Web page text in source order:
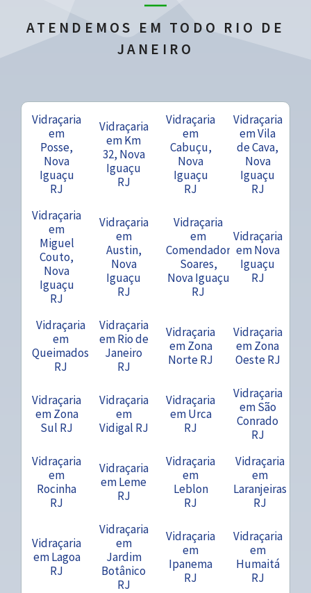
ATENDEMOS EM TODO RIO DE
JANEIRO
Vidraçaria
em
Posse,
Nova
Iguaçu
RJ
Vidraçaria
em Km
32, Nova
Iguaçu
RJ
Vidraçaria
em
Cabuçu,
Nova
Iguaçu
RJ
Vidraçaria
em Vila
de Cava,
Nova
Iguaçu
RJ
Vidraçaria
em
Miguel
Couto,
Nova
Iguaçu
RJ
Vidraçaria
em
Austin,
Nova
Iguaçu
RJ
Vidraçaria
em
Comendador
Soares,
Nova Iguaçu
RJ
Vidraçaria
em Nova
Iguaçu
RJ
Vidraçaria
em
Queimados
RJ
Vidraçaria
em Rio de
Janeiro
RJ
Vidraçaria
em Zona
Norte RJ
Vidraçaria
em Zona
Oeste RJ
Vidraçaria
em Zona
Sul RJ
Vidraçaria
em
Vidigal RJ
Vidraçaria
em Urca
RJ
Vidraçaria
em São
Conrado
RJ
Vidraçaria
em
Rocinha
RJ
Vidraçaria
em Leme
RJ
Vidraçaria
em
Leblon
RJ
Vidraçaria
em
Laranjeiras
RJ
Vidraçaria
em Lagoa
RJ
Vidraçaria
em
Jardim
Botânico
RJ
Vidraçaria
em
Ipanema
RJ
Vidraçaria
em
Humaitá
RJ